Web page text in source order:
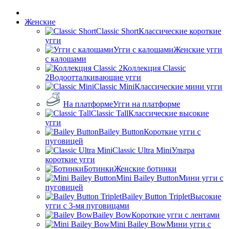
Женские
Classic ShortКлассические короткие
угги
Угги с калошамиЖенские угги
с калошами
Коллекция Classic
2Водоотталкивающие угги
Classic MiniКлассические мини угги
На платформеУгги на платформе
Classic TallКлассические высокие
угги
Bailey ButtonКороткие угги с
пуговицей
Classic Ultra MiniУльтра
короткие угги
БотинкиЖенские ботинки
Mini Bailey ButtonМини угги с
пуговицей
Bailey Button TripletВысокие
угги с 3-мя пуговицами
Bailey BowКороткие угги с лентами
Mini Bailey BowМини угги с